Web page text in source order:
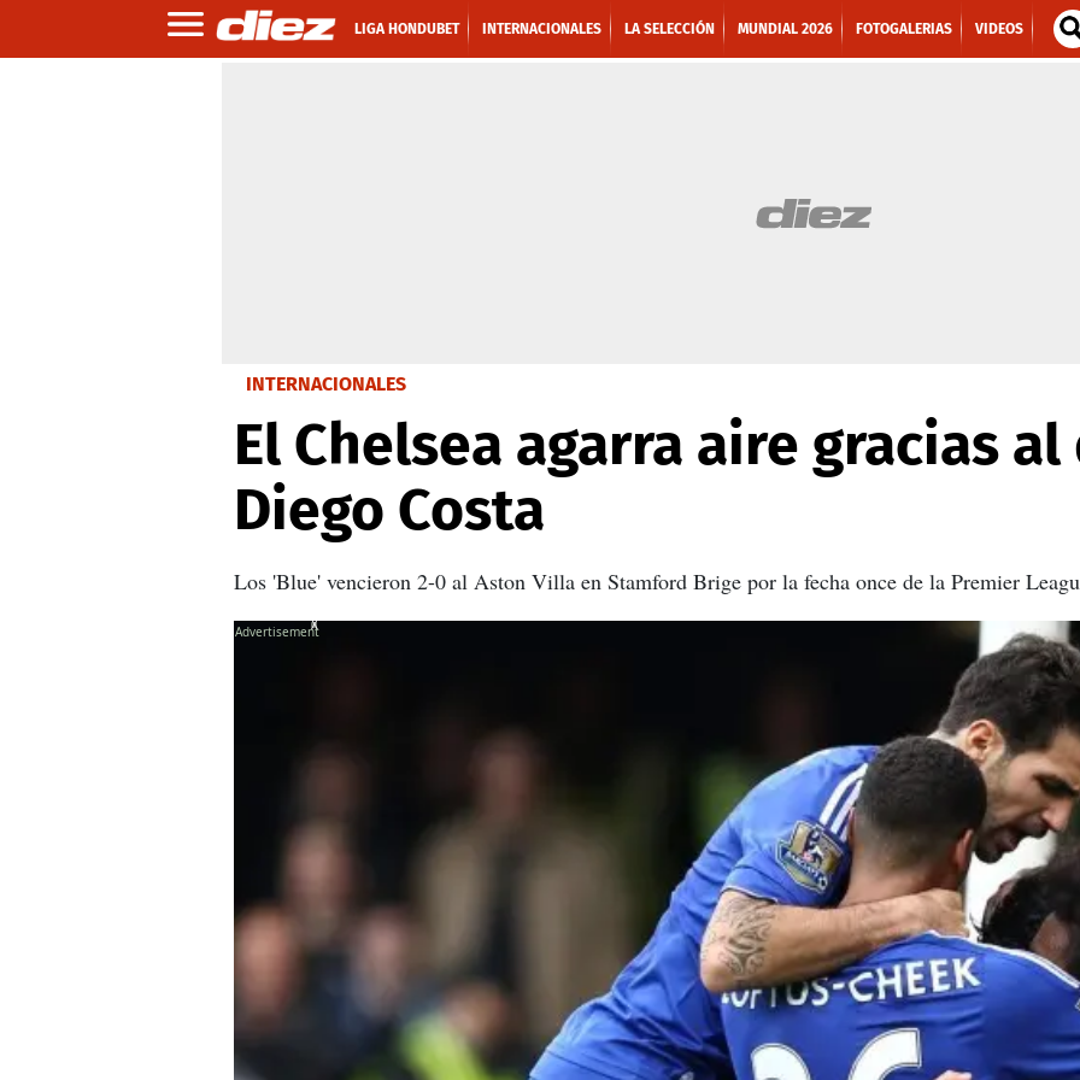
LIGA HONDUBET INTERNACIONALES LA SELECCIÓN MUNDIAL 2026 FOTOGALERIAS VIDEOS
INTERNACIONALES
El Chelsea agarra aire gracias
Diego Costa
Los 'Blue' vencieron 2-0 al Aston Villa en Stamford Brige por la fecha once de la Premier
X